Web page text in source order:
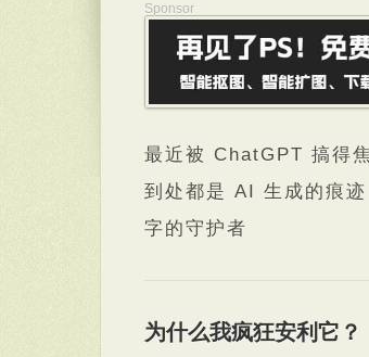
Sponsor
最近被 ChatGPT 搞得
到处都是 AI 生成的痕迹
字的守护者
为什么我疯狂安利它？